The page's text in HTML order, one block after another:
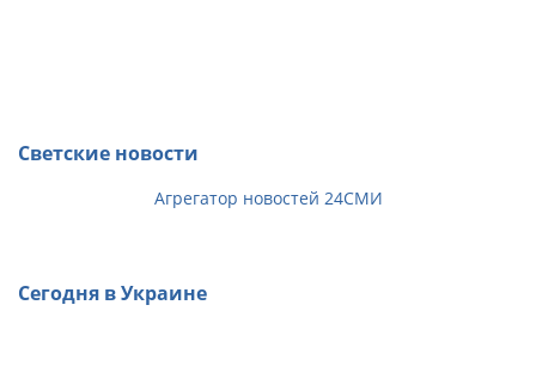
Светские новости
Агрегатор новостей 24СМИ
Сегодня в Украине